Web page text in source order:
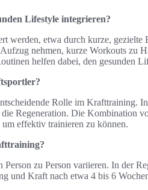
Lifestyle integrieren?
werden, etwa durch kurze, gezielte
nehmen, kurze Workouts zu
helfen dabei, den gesunden
Rolle im Krafttraining.
Regeneration. Die Kombination
effektiv trainieren zu können.
zu Person variieren. In der
und Kraft nach etwa 4 bis 6